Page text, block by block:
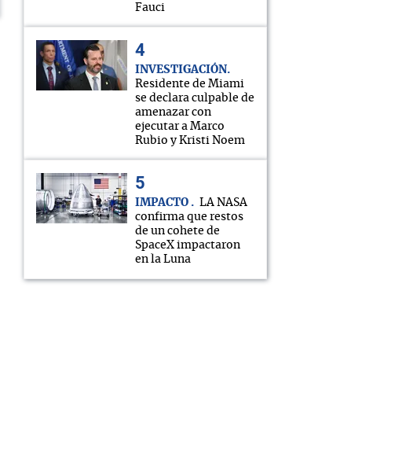
Fauci
INVESTIGACIÓN
Residente de Miami
se declara culpable de
amenazar con
ejecutar a Marco
Rubio y Kristi Noem
IMPACTO
LA NASA
confirma que restos
de un cohete de
SpaceX impactaron
en la Luna